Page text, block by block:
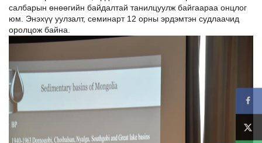
салбарын өнөөгийн байдалтай танилцуулж байгаараа онцлог
юм. Энэхүү уулзалт, семинарт 12 орны эрдэмтэн судлаачид
оролцож байна.